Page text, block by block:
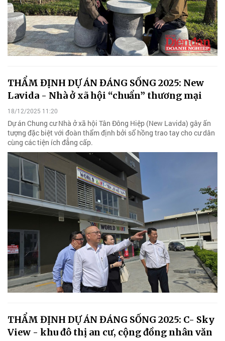
THẨM ĐỊNH DỰ ÁN ĐÁNG SỐNG 2025: New
Lavida - Nhà ở xã hội “chuẩn” thương mại
18/12/2025 11:20
Dự án Chung cư Nhà ở xã hội Tân Đông Hiệp (New Lavida) gây ấn
tượng đặc biệt với đoàn thẩm định bởi sổ hồng trao tay cho cư dân
cùng các tiện ích đẳng cấp.
THẨM ĐỊNH DỰ ÁN ĐÁNG SỐNG 2025: C- Sky
View - khu đô thị an cư, cộng đồng nhân văn